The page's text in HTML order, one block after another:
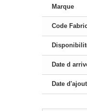
Marque
Code
Date d
Date d'ajout